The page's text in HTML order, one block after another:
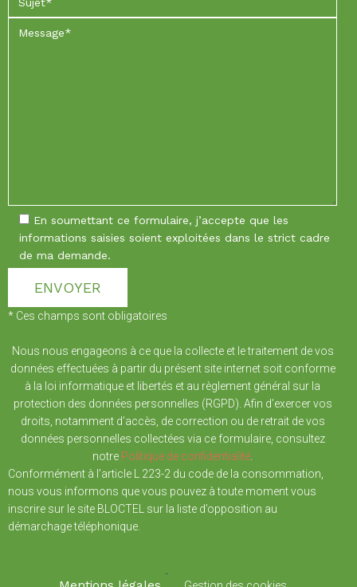
En soumettant ce formulaire, j’accepte que les
informations saisies soient exploitées dans le strict cadre
de ma demande.
* Ces champs sont obligatoires
Nous nous engageons à ce que la collecte et le traitement de vos
données effectuées à partir du présent site internet soit conforme
à la loi informatique et libertés et au règlement général sur la
protection des données personnelles (RGPD). Afin d’exercer vos
droits, notamment d’accès, de correction ou de retrait de vos
données personnelles collectées via ce formulaire, consultez
notre Politique de confidentialité.
Conformément à l’article L 223-2 du code de la consommation,
nous vous informons que vous pouvez à toute moment vous
inscrire sur le site BLOCTEL sur la liste d’opposition au
démarchage téléphonique.
-